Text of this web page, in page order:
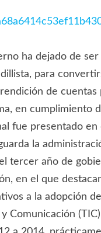
ha dejado de
para
de cuentas
en cumplimiento
fue presentado en
la
tercer año de
en el que
a la adopción
y Comunicación